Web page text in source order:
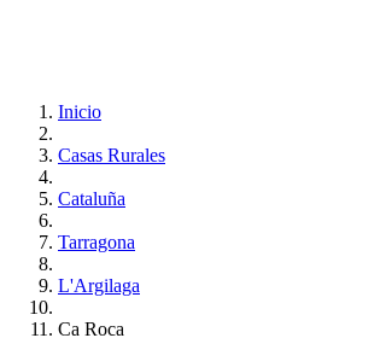
Inicio
Casas Rurales
Cataluña
Tarragona
L'Argilaga
Ca Roca